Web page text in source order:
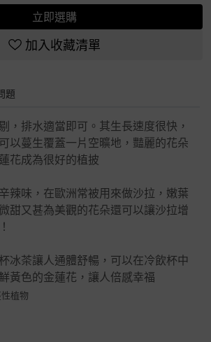
立即選購
加入收藏清單
題
，排水適當即可。其生長速度很快，
以蔓生覆蓋一片空曠地，豔麗的花朵
花成為很好的植披
辣味，在歐洲常被用來做沙拉，嫩葉
甜又甚為美觀的花朵還可以讓沙拉增
冰茶讓人通體舒暢，可以在冷飲杯中
黃色的金蓮花，讓人倍感幸福
植物